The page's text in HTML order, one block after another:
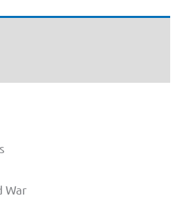
War